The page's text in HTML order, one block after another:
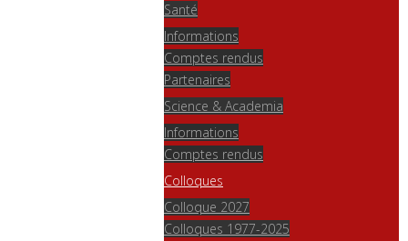
Santé
Informations
Comptes rendus
Partenaires
Science & Academia
Informations
Comptes rendus
Colloques
Colloque 2027
Colloques 1977-2025